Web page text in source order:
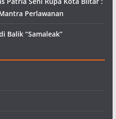
Perlawanan
Balik “Samaleak”